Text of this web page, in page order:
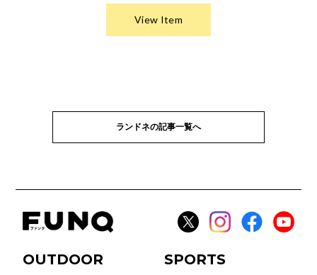
ランドネの記事一覧へ
OUTDOOR
SPORTS